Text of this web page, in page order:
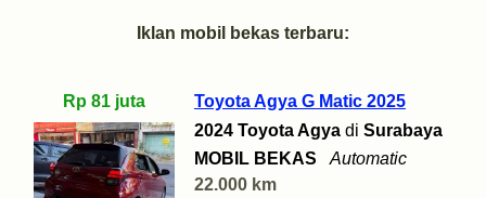
Iklan mobil bekas terbaru:
Rp 81 juta
Toyota Agya G Matic 2025
2024 Toyota Agya di Surabaya
MOBIL BEKAS
Automatic
22.000 km